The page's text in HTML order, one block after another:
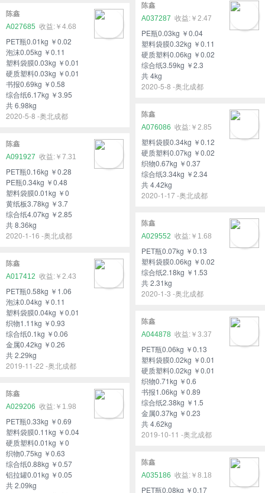
陈鑫
A037287
￥2.47
PE瓶0.03kg ￥0.04
塑料袋膜0.32kg ￥0.11
硬质塑料0.06kg ￥0.02
综合纸3.59kg ￥2.3
共 4kg
2020-5-8 -奥北成都
陈鑫
A027685
￥4.68
PET瓶0.01kg ￥0.02
泡沫0.05kg ￥0.11
塑料袋膜0.03kg ￥0.01
硬质塑料0.03kg ￥0.01
书报0.69kg ￥0.58
综合纸6.17kg ￥3.95
共 6.98kg
2020-5-8 -奥北成都
陈鑫
A076086
￥2.85
塑料袋膜0.34kg ￥0.12
硬质塑料0.07kg ￥0.02
织物0.67kg ￥0.37
综合纸3.34kg ￥2.34
共 4.42kg
2020-1-17 -奥北成都
陈鑫
A091927
￥7.31
PET瓶0.16kg ￥0.28
PE瓶0.34kg ￥0.48
塑料袋膜0.01kg ￥0
黄纸板3.78kg ￥3.7
综合纸4.07kg ￥2.85
共 8.36kg
2020-1-16 -奥北成都
陈鑫
A029552
￥1.68
PET瓶0.07kg ￥0.13
塑料袋膜0.06kg ￥0.02
综合纸2.18kg ￥1.53
共 2.31kg
2020-1-3 -奥北成都
陈鑫
A017412
￥2.43
PET瓶0.58kg ￥1.06
泡沫0.04kg ￥0.11
塑料袋膜0.04kg ￥0.01
织物1.11kg ￥0.93
综合纸0.1kg ￥0.06
金属0.42kg ￥0.26
共 2.29kg
2019-11-22 -奥北成都
陈鑫
A044878
￥3.37
PET瓶0.06kg ￥0.13
塑料袋膜0.02kg ￥0.01
硬质塑料0.02kg ￥0.01
织物0.71kg ￥0.6
书报1.06kg ￥0.89
综合纸2.38kg ￥1.5
金属0.37kg ￥0.23
共 4.62kg
2019-10-11 -奥北成都
陈鑫
A029206
￥1.98
PET瓶0.33kg ￥0.69
塑料袋膜0.11kg ￥0.04
硬质塑料0.01kg ￥0
织物0.75kg ￥0.63
综合纸0.88kg ￥0.57
铝拉罐0.01kg ￥0.05
共 2.09kg
陈鑫
A035186
￥8.18
PET瓶0.08kg ￥0.17